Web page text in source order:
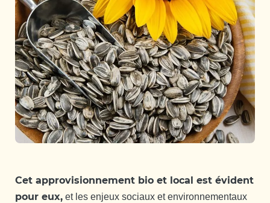
Cet approvisionnement bio et local est évident
pour eux, et les enjeux sociaux et environnementaux